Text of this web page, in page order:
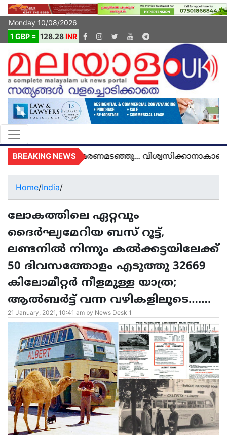
Monday 10/08/2026
1 GBP = 128.28INR
BREAKING NEWS
മരണമടഞ്ഞു... വിശ്വസിക്കാനാകാതെ
Home/India/
ലോകത്തിലെ ഏറ്റവും
ദൈർഘ്യമേറിയ ബസ് റൂട്ട്,
ലണ്ടനിൽ നിന്നും കൽക്കട്ടയിലേക്ക്
50 ദിവസത്തോളം എടുത്തു 32669
കിലോമീറ്റർ നീളമുള്ള യാത്ര;
ആൽബർട്ട് വന്ന വഴികളിലൂടെ…….
21 January, 2021, 10:41 am by News Desk 1